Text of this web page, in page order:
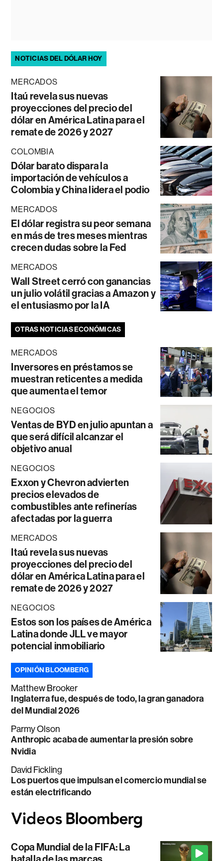
NOTICIAS DEL DÓLAR HOY
MERCADOS
Itaú revela sus nuevas
proyecciones del precio del
dólar en América Latina para el
remate de 2026 y 2027
COLOMBIA
Dólar barato dispara la
importación de vehículos a
Colombia y China lidera el podio
MERCADOS
El dólar registra su peor semana
en más de tres meses mientras
crecen dudas sobre la Fed
MERCADOS
Wall Street cerró con ganancias
un julio volátil gracias a Amazon y
el entusiasmo por la IA
OTRAS NOTICIAS ECONÓMICAS
MERCADOS
Inversores en préstamos se
muestran reticentes a medida
que aumenta el temor
NEGOCIOS
Ventas de BYD en julio apuntan a
que será difícil alcanzar el
objetivo anual
NEGOCIOS
Exxon y Chevron advierten
precios elevados de
combustibles ante refinerías
afectadas por la guerra
MERCADOS
Itaú revela sus nuevas
proyecciones del precio del
dólar en América Latina para el
remate de 2026 y 2027
NEGOCIOS
Estos son los países de América
Latina donde JLL ve mayor
potencial inmobiliario
OPINIÓN BLOOMBERG
Matthew Brooker
Inglaterra fue, después de todo, la gran ganadora
del Mundial 2026
Parmy Olson
Anthropic acaba de aumentar la presión sobre
Nvidia
David Fickling
Los puertos que impulsan el comercio mundial se
están electrificando
Copa Mundial de la FIFA: La